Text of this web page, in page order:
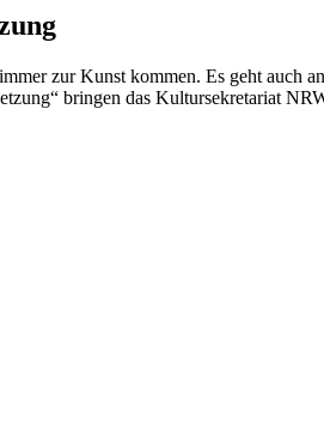
zur Kunst kommen. Es geht auch
bringen das Kultursekretariat